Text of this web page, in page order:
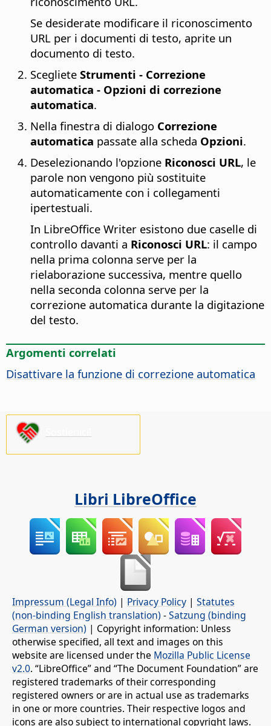
Se desiderate modificare il riconoscimento
URL per i documenti di testo, aprite un
documento di testo.
Scegliete Strumenti - Correzione
automatica - Opzioni di correzione
automatica.
Nella finestra di dialogo Correzione
automatica passate alla scheda Opzioni.
Deselezionando l'opzione Riconosci URL, le
parole non vengono più sostituite
automaticamente con i collegamenti
ipertestuali.
In LibreOffice Writer esistono due caselle di
controllo davanti a Riconosci URL: il campo
nella prima colonna serve per la
rielaborazione successiva, mentre quello
nella seconda colonna serve per la
correzione automatica durante la digitazione
del testo.
Argomenti correlati
Disattivare la funzione di correzione automatica
Libri LibreOffice
Impressum (Legal Info) | Privacy Policy | Statutes
(non-binding English translation) -Satzung (binding
German version) | Copyright information: Unless
otherwise specified, all text and images on this
website are licensed under the Mozilla Public License
v2.0. “LibreOffice” and “The Document Foundation” are
registered trademarks of their corresponding
registered owners or are in actual use as trademarks
in one or more countries. Their respective logos and
icons are also subject to international copyright laws.